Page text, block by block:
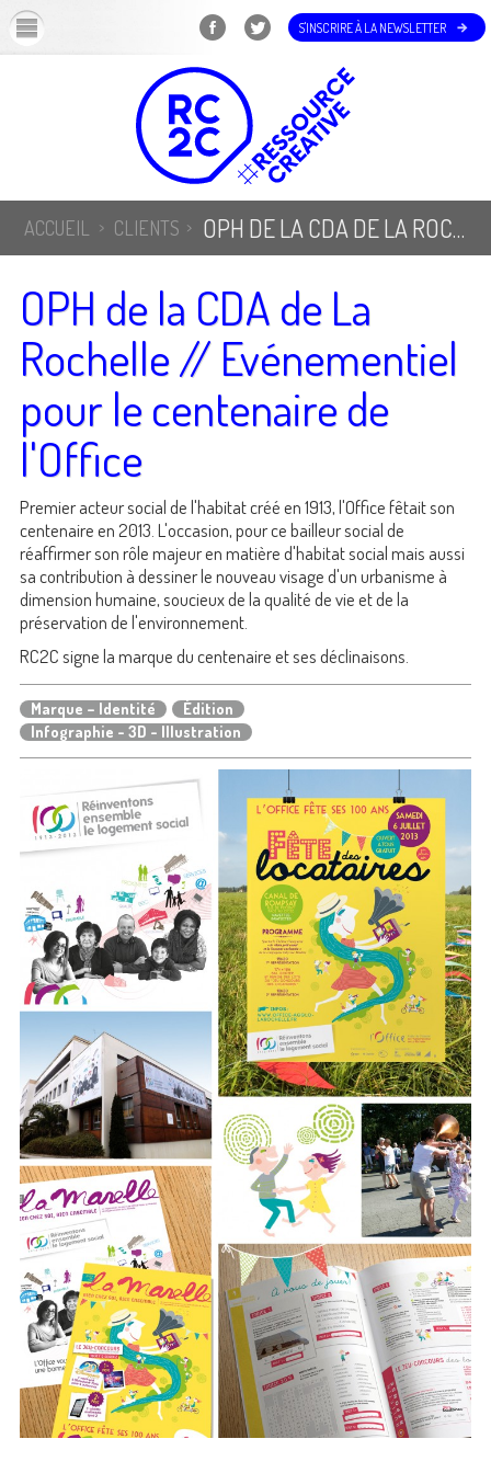
S'INSCRIRE À LA NEWSLETTER
ACCUEIL CLIENTS OPH DE LA CDA DE LA ROCHELLE // EVÉNEMENTIEL POUR LE CENTENAIRE DE L'OFFICE
OPH de la CDA de La
Rochelle // Evénementiel
pour le centenaire de
l'Office
Premier acteur social de l'habitat créé en 1913, l'Office fêtait son
centenaire en 2013. L'occasion, pour ce bailleur social de
réaffirmer son rôle majeur en matière d'habitat social mais aussi
sa contribution à dessiner le nouveau visage d'un urbanisme à
dimension humaine, soucieux de la qualité de vie et de la
préservation de l'environnement.
RC2C signe la marque du centenaire et ses déclinaisons.
Marque – Identité
Édition
Infographie - 3D - Illustration